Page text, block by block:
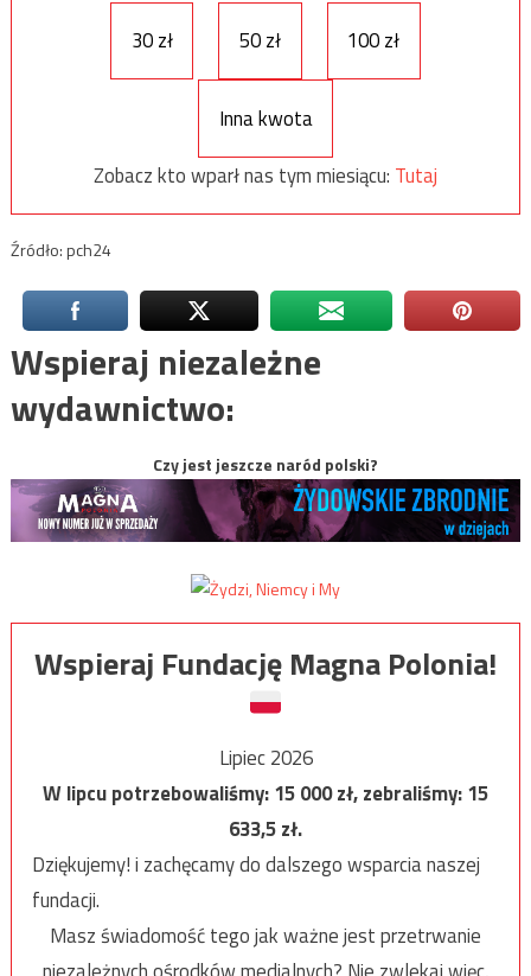
30 zł 50 zł 100 zł
Inna kwota
Zobacz kto wparł nas tym miesiącu: Tutaj
Źródło: pch24
Wspieraj niezależne
wydawnictwo:
Czy jest jeszcze naród polski?
Wspieraj Fundację Magna Polonia!
Lipiec 2026
W lipcu potrzebowaliśmy:15 000zł, zebraliśmy:15
633,5zł.
Dziękujemy! i zachęcamy do dalszego wsparcia naszej
fundacji.
Masz świadomość tego jak ważne jest przetrwanie